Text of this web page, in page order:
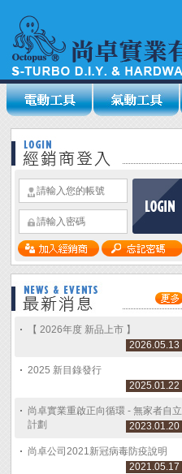
【 2026年度 新品上市 】
2026.05.13
2025 新目錄發行
2025.01.22
尚卓實業重啟正向循環 - 無家者自立
計劃
2023.01.20
尚卓公司2021新冠病毒防疫說明
2021.05.17